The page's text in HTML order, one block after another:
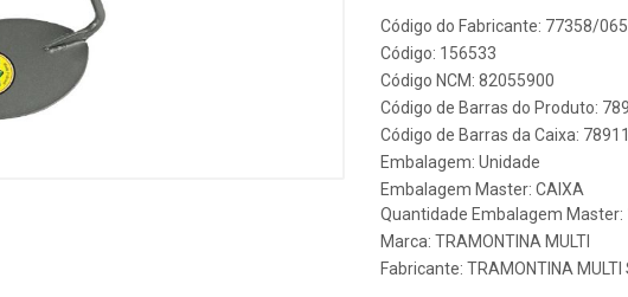
Código do Fabricante: 77358/065
Código: 156533
Código NCM: 82055900
Código de Barras do Produto:
Código de Barras da Caixa:
Embalagem: Unidade
Embalagem Master: CAIXA
Quantidade Embalagem Master:
Marca: TRAMONTINA MULTI
Fabricante: TRAMONTINA MULTI